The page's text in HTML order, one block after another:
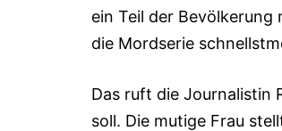
ein Teil der
die Mordserie
Das ruft die Journalistin
soll. Die mutige Frau